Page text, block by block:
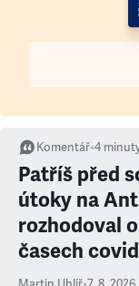
Komentář•4
Patříš před
útoky na
rozhodoval
časech